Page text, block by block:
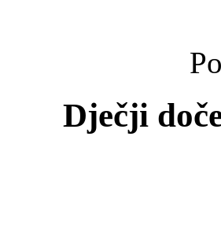
Dječji